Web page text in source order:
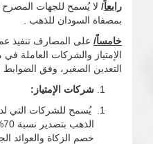
رابعاً/ لا يُسمح للجهات المصرح
بمصفاة السودان للذهب .
خامساً/ على المصارف تنفيذ
الإمتياز والشركات العاملة
التعدين الصغير، وفق الضوابط
شركات الإمتياز:
يُسمح للشركات التي
خصم الزكاة والعوائد